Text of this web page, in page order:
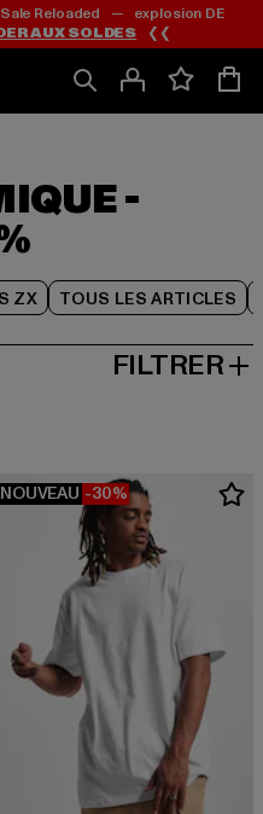
Reloaded — explosion DE
AUX SOLDES ❮❮
-
ZX TOUS LES ARTICLES
FILTRER
NOUVEAU -30%